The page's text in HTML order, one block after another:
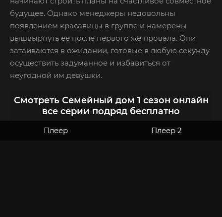
будущее. Однако менеджеры недовольны
появлением красавицы в группе и намерены
вышвырнуть ее после первого же провала. Они
затаиваются в ожидании, готовые в любую секунду
осуществить задуманное и избавиться от
неугодной им девушки.
Смотреть Семейный дом 1 сезон онлайн
все серии подряд бесплатно
Плеер Плеер 2